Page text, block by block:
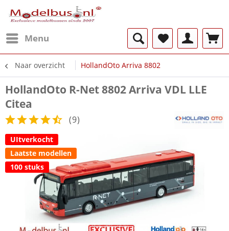
Menu
Naar overzicht HollandOto Arriva 8802
HollandOto R-Net 8802 Arriva VDL LLE
Citea
(9)
UItverkocht
Laatste modellen
100 stuks